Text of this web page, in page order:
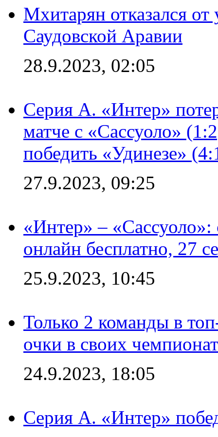
Мхитарян отказался от
Саудовской Аравии
28.9.2023, 02:05
Серия А. «Интер»
матче с «Сассуоло»
победить «Удинезе»
27.9.2023, 09:25
«Интер» –
онлайн бесплатно, 27
25.9.2023, 10:45
Только 2 команды в
очки в своих
24.9.2023, 18:05
Серия А. «Интер»